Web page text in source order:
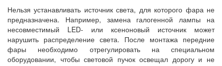
Нельзя устанавливать источник света, для которого фара не
предназначена. Например, замена галогенной лампы на
несовместимый LED- или ксеноновый источник может
нарушить распределение света. После монтажа передние
фары необходимо отрегулировать на специальном
оборудовании, чтобы световой пучок освещал дорогу и не